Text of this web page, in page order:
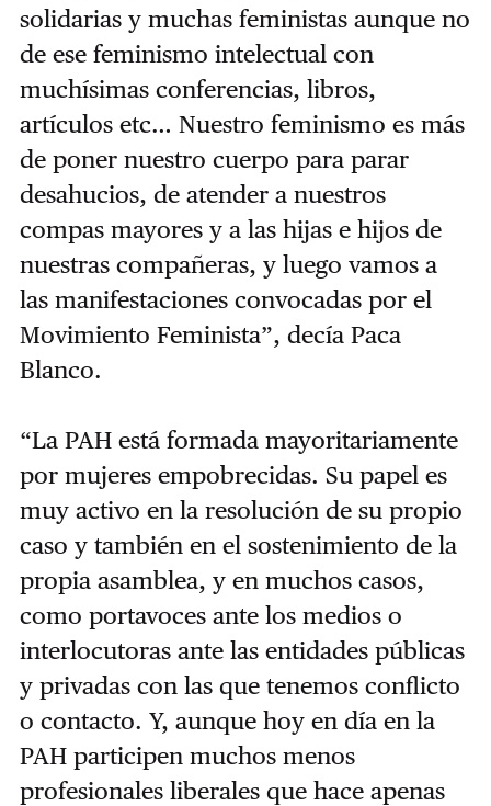
solidarias y muchas feministas aunque no
de ese feminismo intelectual con
muchísimas conferencias, libros,
artículos etc… Nuestro feminismo es más
de poner nuestro cuerpo para parar
desahucios, de atender a nuestros
compas mayores y a las hijas e hijos de
nuestras compañeras, y luego vamos a
las manifestaciones convocadas por el
Movimiento Feminista”, decía Paca
Blanco.
“La PAH está formada mayoritariamente
por mujeres empobrecidas. Su papel es
muy activo en la resolución de su propio
caso y también en el sostenimiento de la
propia asamblea, y en muchos casos,
como portavoces ante los medios o
interlocutoras ante las entidades públicas
y privadas con las que tenemos conflicto
o contacto. Y, aunque hoy en día en la
PAH participen muchos menos
profesionales liberales que hace apenas